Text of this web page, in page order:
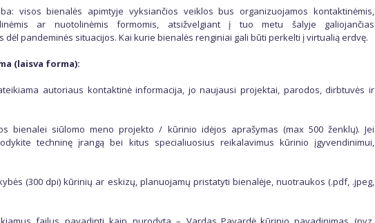
visos bienalės apimtyje vyksiančios veiklos bus organizuojamos kontaktinėmis,
ar nuotolinėmis formomis, atsižvelgiant į tuo metu šalyje galiojančias
dėl pandeminės situacijos. Kai kurie bienalės renginiai gali būti perkelti į virtualią erdvę.
(laisva forma):
autoriaus kontaktinė informacija, jo naujausi projektai, parodos, dirbtuvės ir
bienalei siūlomo meno projekto / kūrinio idėjos aprašymas (max 500 ženklų). Jei
techninę įrangą bei kitus specialiuosius reikalavimus kūrinio įgyvendinimui,
(300 dpi) kūrinių ar eskizų, planuojamų pristatyti bienalėje, nuotraukos (.pdf, .jpeg,